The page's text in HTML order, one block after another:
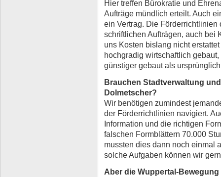
Hier treffen Bürokratie und
Aufträge mündlich erteilt. Auch
ein Vertrag. Die
schriftlichen Aufträgen, auch bei
uns Kosten bislang nicht
hochgradig wirtschaftlich
günstiger gebaut als
Brauchen Stadtverwaltung
Dolmetscher?
Wir benötigen zumindest
der Förderrichtlinien navigiert.
Information und die richtigen
falschen Formblättern 70.000
mussten dies dann noch einmal
solche Aufgaben können wir
Aber die Wuppertal-